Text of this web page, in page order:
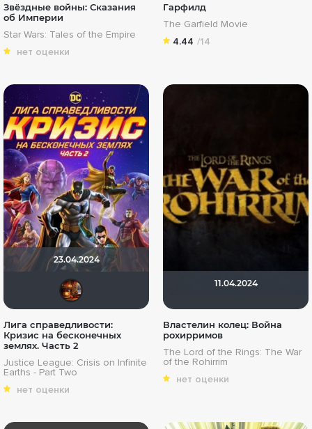
Звёздные войны: Сказания
об Империи
Star Wars: Tales of the Empire
нет оценки
Гарфилд
The Garfield Movie
4.44 /14
23.04.2024
Лига справедливости:
Кризис на бесконечных
землях. Часть 2
Justice League: Crisis on Infinite
Earths - Part Two
нет оценки
11.04.2024
Властелин колец: Война
рохирримов
The Lord of the Rings: The War
of the Rohirrim
нет оценки